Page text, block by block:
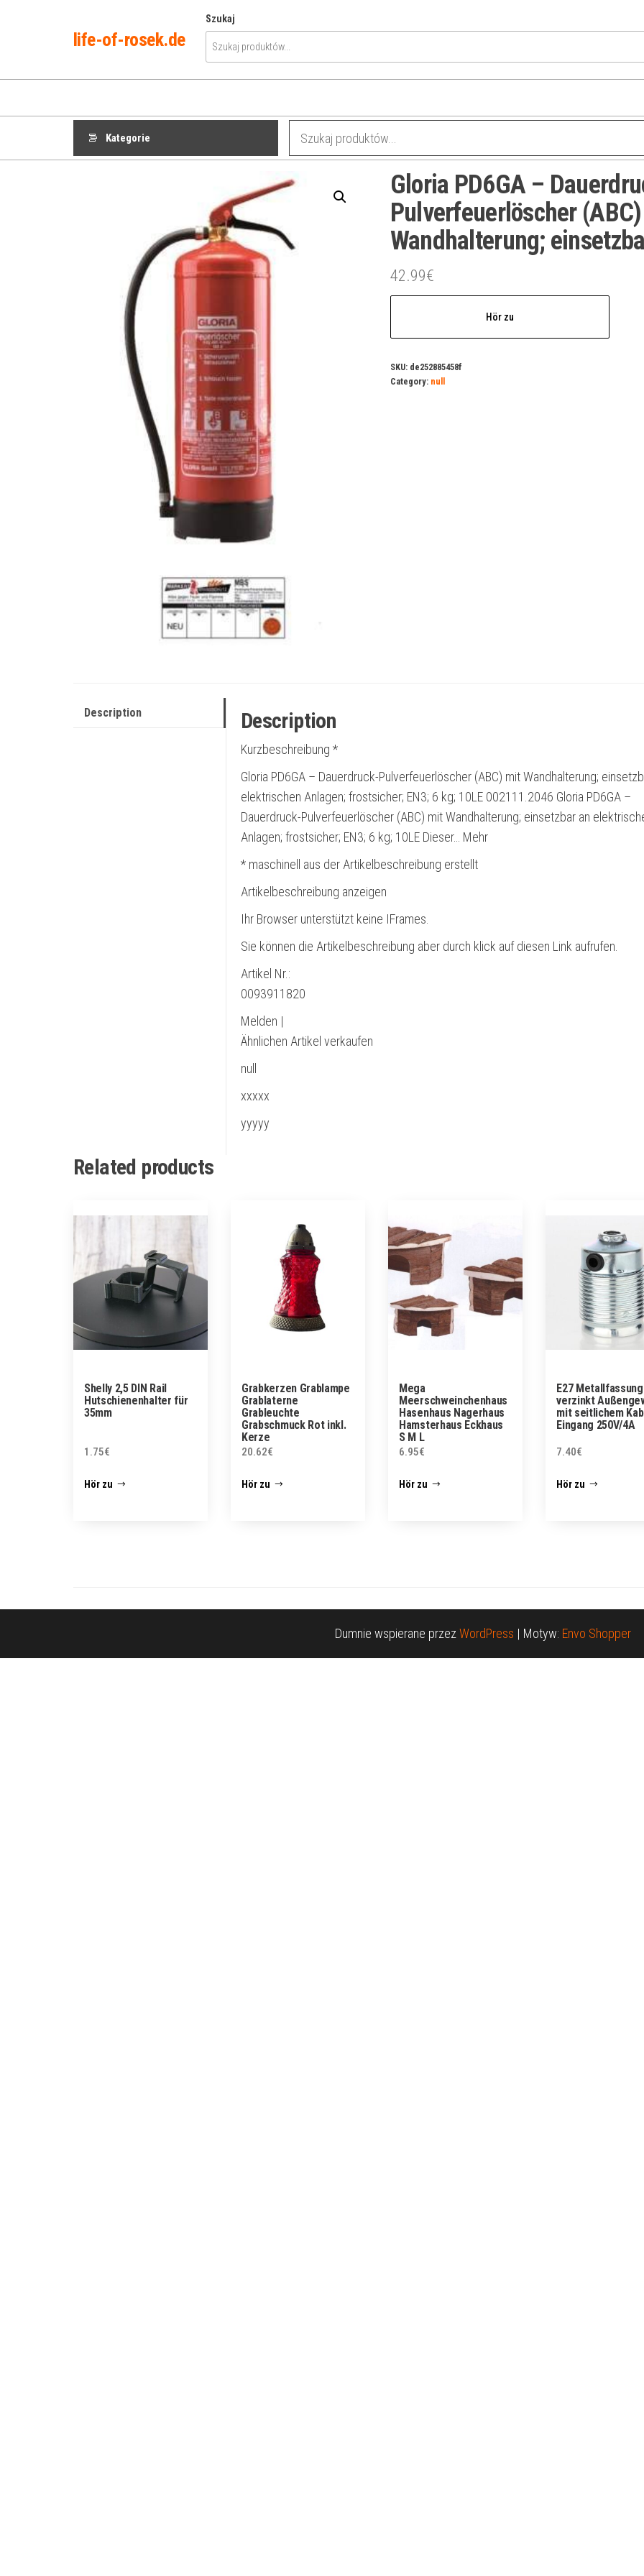
life-of-rosek.de
Szukaj
Kategorie
Gloria PD6GA –
Pulverfeuerlöscher
Wandhalterung;
42.99€
Hör zu
SKU: de252885458f
Category: null
Description Description
Kurzbeschreibung *
Gloria PD6GA – Dauerdruck-Pulverfeuerlöscher (ABC) mit Wandhalterung;
elektrischen Anlagen; frostsicher; EN3; 6 kg; 10LE 002111.2046 Gloria PD6GA –
Dauerdruck-Pulverfeuerlöscher (ABC) mit Wandhalterung; einsetzbar an
Anlagen; frostsicher; EN3; 6 kg; 10LE Dieser… Mehr
* maschinell aus der Artikelbeschreibung erstellt
Artikelbeschreibung anzeigen
Ihr Browser unterstützt keine IFrames.
Sie können die Artikelbeschreibung aber durch klick auf diesen Link aufrufen.
Artikel Nr.:
0093911820
Melden |
Ähnlichen Artikel verkaufen
null
xxxxx
yyyyy
Related products
Shelly 2,5 DIN Rail
Hutschienenhalter für
35mm
1.75€
Hör zu
Grabkerzen Grablampe
Grablaterne
Grableuchte
Grabschmuck Rot inkl.
Kerze
20.62€
Hör zu
Mega
Meerschweinchenhaus
Hasenhaus Nagerhaus
Hamsterhaus Eckhaus
S M L
6.95€
Hör zu
E27 Metallfassung
verzinkt
mit seitlichem
Eingang 250V/4A
7.40€
Hör zu
Dumnie wspierane przezWordPress | Motyw: Envo Shopper